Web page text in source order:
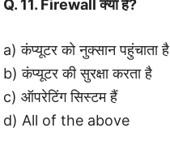
Q. 11. Firewall क्या है?
a) कंप्यूटर को नुक्सान पहुंचाता है
b) कंप्यूटर की सुरक्षा करता है
c) ऑपरेटिंग सिस्टम हैं
d) All of the above